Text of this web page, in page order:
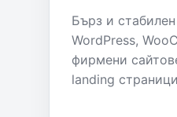
Бърз и
WordPress,
фирмени
landing